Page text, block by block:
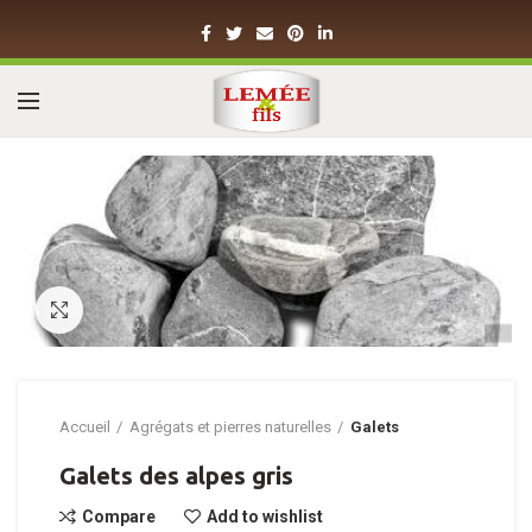
Click to enlarge
Accueil Agrégats et pierres naturelles Galets
Galets des alpes gris
Compare Add to wishlist